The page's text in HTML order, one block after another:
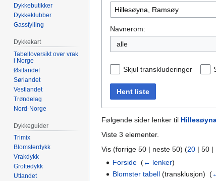
Navnerom:
alle
Skjul transkluderinger
Hent liste
Følgende sider lenker til
Viste 3 elementer.
Vis (forrige 50 | neste 50) (20 | 50 |
Forside ‎(← lenker)
Blomster tabell (transklusjon) ‎(
Dykkebutikker
Dykkeklubber
Gassfylling
Dykkekart
Tabelloversikt over vrak
i Norge
Østlandet
Sørlandet
Vestlandet
Trøndelag
Nord-Norge
Dykkeguider
Trimix
Blomsterdykk
Vrakdykk
Grottedykk
Utlandet